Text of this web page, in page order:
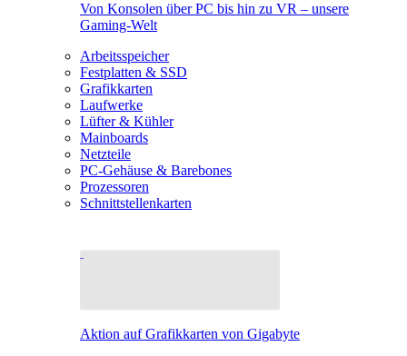
Von Konsolen über PC bis hin zu VR – unsere
Gaming-Welt
Arbeitsspeicher
Festplatten & SSD
Grafikkarten
Laufwerke
Lüfter & Kühler
Mainboards
Netzteile
PC-Gehäuse & Barebones
Prozessoren
Schnittstellenkarten
Aktion auf Grafikkarten von Gigabyte